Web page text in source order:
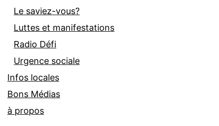
Le saviez-vous?
Luttes et manifestations
Radio Défi
Urgence sociale
Infos locales
Bons Médias
à propos